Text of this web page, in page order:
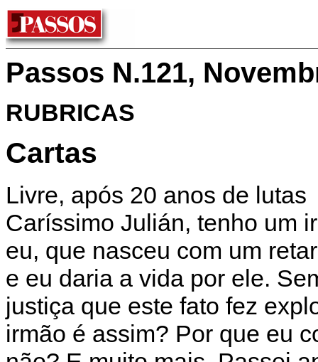
Passos N.121,
RUBRICAS
Cartas
Livre, após 20 anos de lutas
Caríssimo Julián, tenho um
eu, que nasceu com um
e eu daria a vida por ele.
justiça que este fato fez
irmão é assim? Por que eu